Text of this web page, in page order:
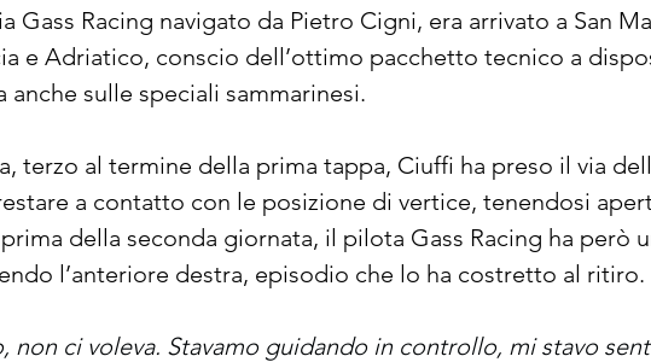
Gass Racing navigato da Pietro Cigni, era arrivato a San
e Adriatico, conscio dell’ottimo pacchetto tecnico a
sulle speciali sammarinesi.
terzo al termine della prima tappa, Ciuffi ha preso il via
a contatto con le posizione di vertice, tenendosi
della seconda giornata, il pilota Gass Racing ha però
l’anteriore destra, episodio che lo ha costretto al ritiro.
non ci voleva. Stavamo guidando in controllo, mi stavo